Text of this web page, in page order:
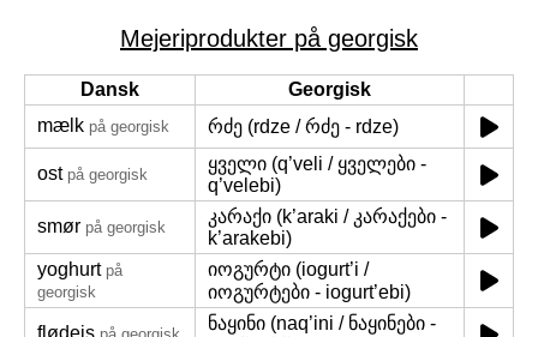
Mejeriprodukter på georgisk
Dansk
Georgisk
mælk på georgisk რძე (rdze / რძე - rdze)
ost på georgisk
ყველი (q’veli / ყველები -
q’velebi)
smør på georgisk
კარაქი (k’araki / კარაქები -
k’arakebi)
yoghurt på
georgisk
იოგურტი (iogurt’i /
იოგურტები - iogurt’ebi)
flødeis
ნაყინი (naq’ini / ნაყინები -